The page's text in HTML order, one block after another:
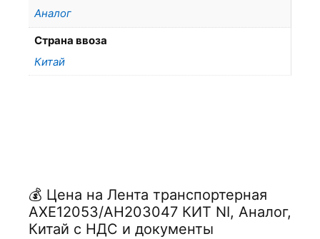
Аналог
Страна ввоза
Китай
💰 Цена на Лента транспортерная
AXE12053/AH203047 КИТ NI, Аналог,
Китай с НДС и документы